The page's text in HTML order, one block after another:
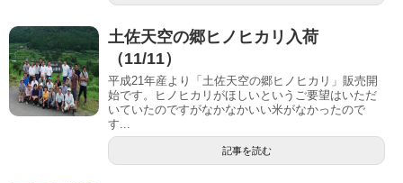
土佐天空の郷ヒノヒカリ入荷
（11/11）
平成21年産より「土佐天空の郷ヒノヒカリ」販売開
始です。ヒノヒカリがほしいというご要望はいただ
いていたのですがなかなかいい米がなかったので
す...
記事を読む